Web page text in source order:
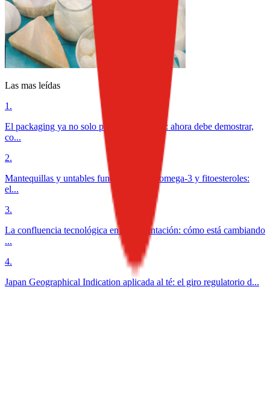
Las mas leídas
1 .
El packaging ya no solo protege alimentos: ahora debe demostrar,
co...
2.
Mantequillas y untables funcionales con omega-3 y fitoesteroles:
el...
3.
La confluencia tecnológica en la alimentación: cómo está cambiando
...
4.
Japan Geographical Indication aplicada al té: el giro regulatorio d...